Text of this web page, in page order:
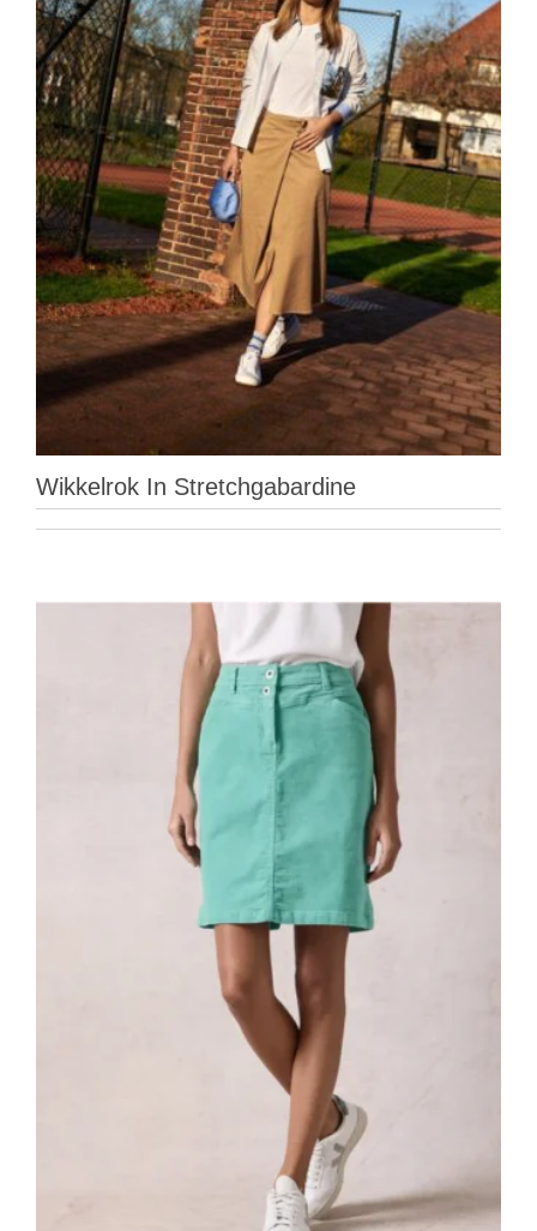
Wikkelrok In Stretchgabardine